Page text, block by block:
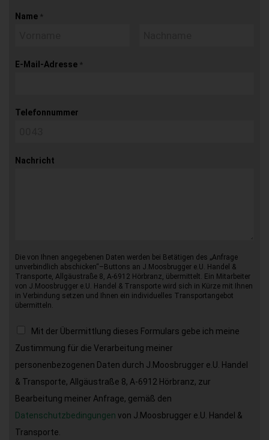
Name *
E-Mail-Adresse *
Telefonnummer
Nachricht
Die von Ihnen angegebenen Daten werden bei Betätigen des „Anfrage
unverbindlich abschicken“–Buttons an J.Moosbrugger e.U. Handel &
Transporte, Allgäustraße 8, A-6912 Hörbranz, übermittelt. Ein Mitarbeiter
von J.Moosbrugger e.U. Handel & Transporte wird sich in Kürze mit Ihnen
in Verbindung setzen und Ihnen ein individuelles Transportangebot
übermitteln.
Mit der Übermittlung dieses Formulars gebe ich meine
Zustimmung für die Verarbeitung meiner
personenbezogenen Daten durch J.Moosbrugger e.U. Handel
& Transporte, Allgäustraße 8, A-6912 Hörbranz, zur
Bearbeitung meiner Anfrage, gemäß den
Datenschutzbedingungen von J.Moosbrugger e.U. Handel &
Transporte.